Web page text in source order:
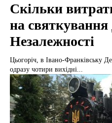
Скільки
на
Незалежності
Цьогоріч, в Івано-Франківську
одразу чотири вихідні...